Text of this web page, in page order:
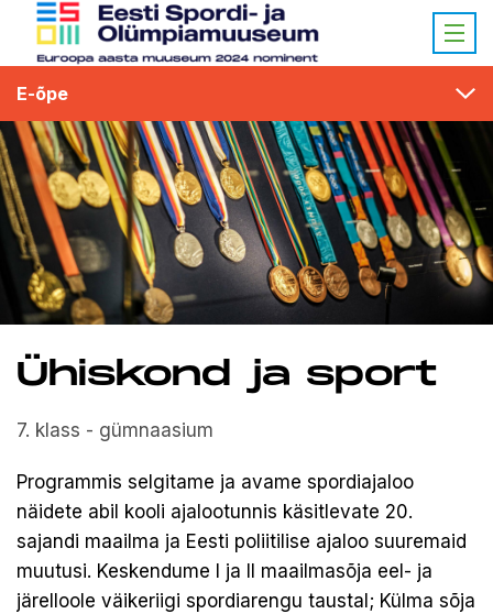
E-õpe
Ühiskond ja sport
7. klass - gümnaasium
Programmis selgitame ja avame spordiajaloo
näidete abil kooli ajalootunnis käsitlevate 20.
sajandi maailma ja Eesti poliitilise ajaloo suuremaid
muutusi. Keskendume I ja II maailmasõja eel- ja
järelloole väikeriigi spordiarengu taustal; Külma sõja